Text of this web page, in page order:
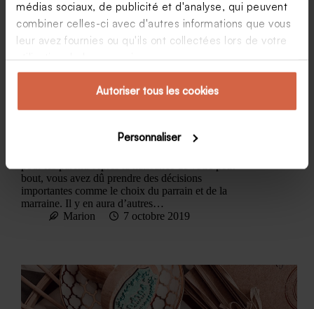
médias sociaux, de publicité et d'analyse, qui peuvent
combiner celles-ci avec d'autres informations que vous
leur avez fournies ou qu'ils ont collectées lors de votre
utilisation de leurs services.
Autoriser tous les cookies
Personnaliser
bout, vous avez dû prendre des décisions
importantes comme le choix du parrain et de la
marraine. Il y en aura d’autres…
Marion
7 octobre 2019